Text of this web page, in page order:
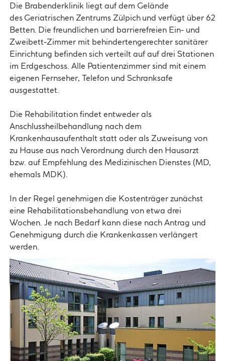
Die Brabenderklinik liegt auf dem Gelände
des Geriatrischen Zentrums Zülpich und verfügt über 62
Betten. Die freundlichen und barrierefreien Ein- und
Zweibett-Zimmer mit behindertengerechter sanitärer
Einrichtung befinden sich verteilt auf auf drei Stationen
im Erdgeschoss. Alle Patientenzimmer sind mit einem
eigenen Fernseher, Telefon und Schranksafe
ausgestattet.
Die Rehabilitation findet entweder als
Anschlussheilbehandlung nach dem
Krankenhausaufenthalt statt oder als Zuweisung von
zu Hause aus nach Verordnung durch den Hausarzt
bzw. auf Empfehlung des Medizinischen Dienstes (MD,
ehemals MDK).
In der Regel genehmigen die Kostenträger zunächst
eine Rehabilitationsbehandlung von etwa drei
Wochen. Je nach Bedarf kann diese nach Antrag und
Genehmigung durch die Krankenkassen verlängert
werden.